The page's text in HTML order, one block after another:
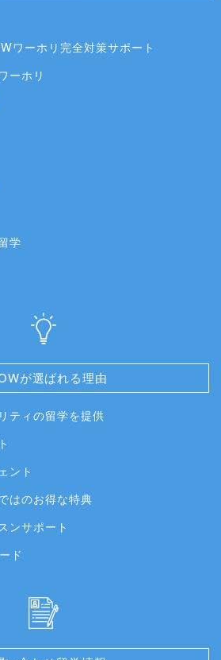
ワーホリ完全対策サポート
ーホリ
学
が選ばれる理由
ティの留学を提供
ント
はのお得な特典
ンサポート
ド